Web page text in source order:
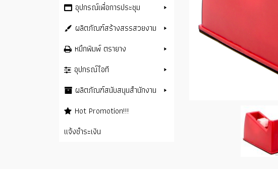
อุปกรณ์เพื่อการประชุม
ผลิตภัณฑ์สร้างสรรสวยงาม
หมึกพิมพ์ ตรายาง
อุปกรณ์ไอที
ผลิตภัณฑ์สนับสนุนสำนักงาน
Hot Promotion!!!
แจ้งชำระเงิน